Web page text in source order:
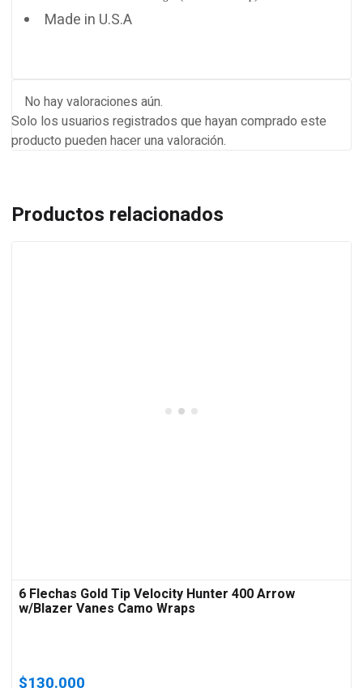
Made in U.S.A
No hay valoraciones aún.
Solo los usuarios registrados que hayan comprado este
producto pueden hacer una valoración.
Productos relacionados
6 Flechas Gold Tip Velocity Hunter 400 Arrow
w/Blazer Vanes Camo Wraps
$130.000